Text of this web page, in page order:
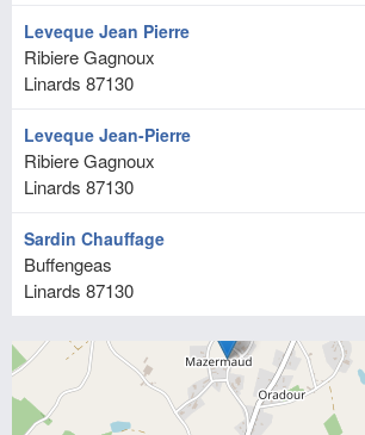
Leveque Jean Pierre
Ribiere Gagnoux
Linards 87130
Leveque Jean-Pierre
Ribiere Gagnoux
Linards 87130
Sardin Chauffage
Buffengeas
Linards 87130